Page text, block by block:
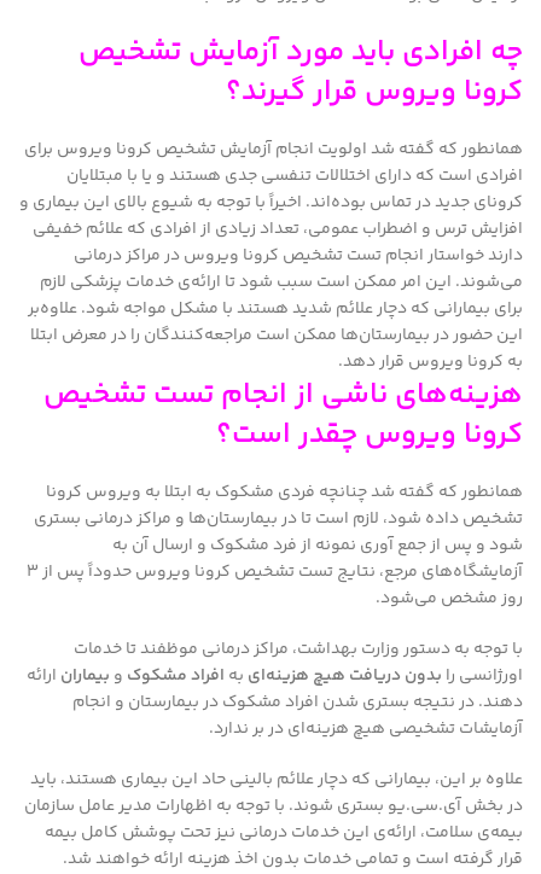
چه افرادی باید مورد آزمایش تشخیص
کرونا ویروس قرار گیرند؟
همانطور که گفته شد اولویت انجام آزمایش تشخیص کرونا ویروس برای
افرادی است که دارای اختلالات تنفسی جدی هستند و یا با مبتلایان
کرونای جدید در تماس بوده‌اند. اخیراً با توجه به شیوع بالای این بیماری و
افزایش ترس و اضطراب عمومی، تعداد زیادی از افرادی که علائم خفیفی
دارند خواستار انجام تست تشخیص کرونا ویروس در مراکز درمانی
می‌شوند. این امر ممکن است سبب شود تا ارائه‌ی خدمات پزشکی لازم
برای بیمارانی که دچار علائم شدید هستند با مشکل مواجه شود. علاوه‌بر
این حضور در بیمارستان‌ها ممکن است مراجعه‌کنندگان را در معرض ابتلا
به کرونا ویروس قرار دهد.
هزینه‌های ناشی از انجام تست تشخیص
کرونا ویروس چقدر است؟
همانطور که گفته شد چنانچه فردی مشکوک به ابتلا به ویروس کرونا
تشخیص داده شود، لازم است تا در بیمارستان‌ها و مراکز درمانی بستری
شود و پس از جمع آوری نمونه از فرد مشکوک و ارسال آن به
آزمایشگاه‌های مرجع، نتایج تست تشخیص کرونا ویروس حدوداً پس از ۳
روز مشخص می‌شود.
با توجه به دستور وزارت بهداشت، مراکز درمانی موظفند تا خدمات
اورژانسی را بدون دریافت هیچ هزینه‌ای به افراد مشکوک و بیماران ارائه
دهند. در نتیجه بستری شدن افراد مشکوک در بیمارستان و انجام
آزمایشات تشخیصی هیچ هزینه‌ای در بر ندارد.
علاوه بر این، بیمارانی که دچار علائم بالینی حاد این بیماری هستند، باید
در بخش آی.سی.یو بستری شوند. با توجه به اظهارات مدیر عامل سازمان
بیمه‌ی سلامت، ارائه‌ی این خدمات درمانی نیز تحت پوشش کامل بیمه
قرار گرفته است و تمامی خدمات بدون اخذ هزینه ارائه خواهند شد.